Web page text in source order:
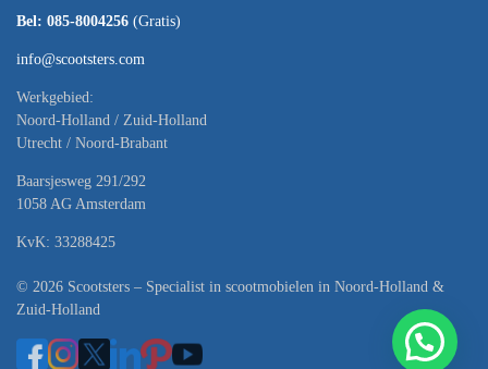
Bel: 085-8004256 (Gratis)
info@scootsters.com
Werkgebied:
Noord-Holland / Zuid-Holland
Utrecht / Noord-Brabant
Baarsjesweg 291/292
1058 AG Amsterdam
KvK: 33288425
© 2026 Scootsters – Specialist in scootmobielen in Noord-Holland &
Zuid-Holland